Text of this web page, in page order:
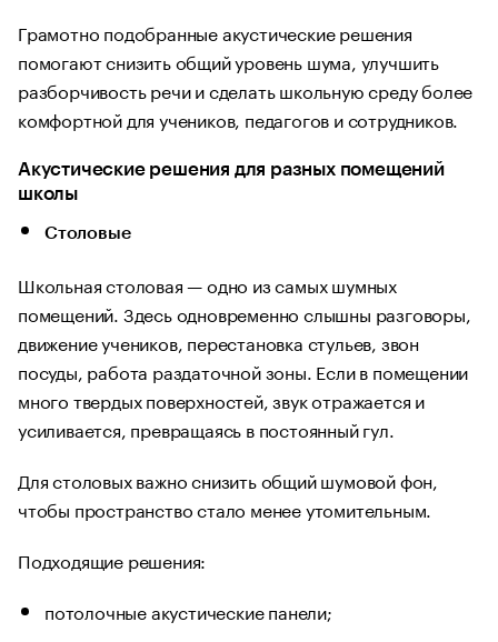
Грамотно подобранные акустические решения
помогают снизить общий уровень шума, улучшить
разборчивость речи и сделать школьную среду более
комфортной для учеников, педагогов и сотрудников.
Акустические решения для разных помещений
школы
Столовые
Школьная столовая — одно из самых шумных
помещений. Здесь одновременно слышны разговоры,
движение учеников, перестановка стульев, звон
посуды, работа раздаточной зоны. Если в помещении
много твердых поверхностей, звук отражается и
усиливается, превращаясь в постоянный гул.
Для столовых важно снизить общий шумовой фон,
чтобы пространство стало менее утомительным.
Подходящие решения:
потолочные акустические панели;